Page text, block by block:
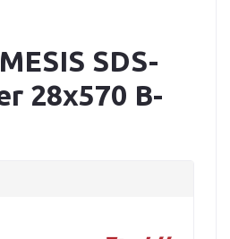
SDS-
28x570 B-